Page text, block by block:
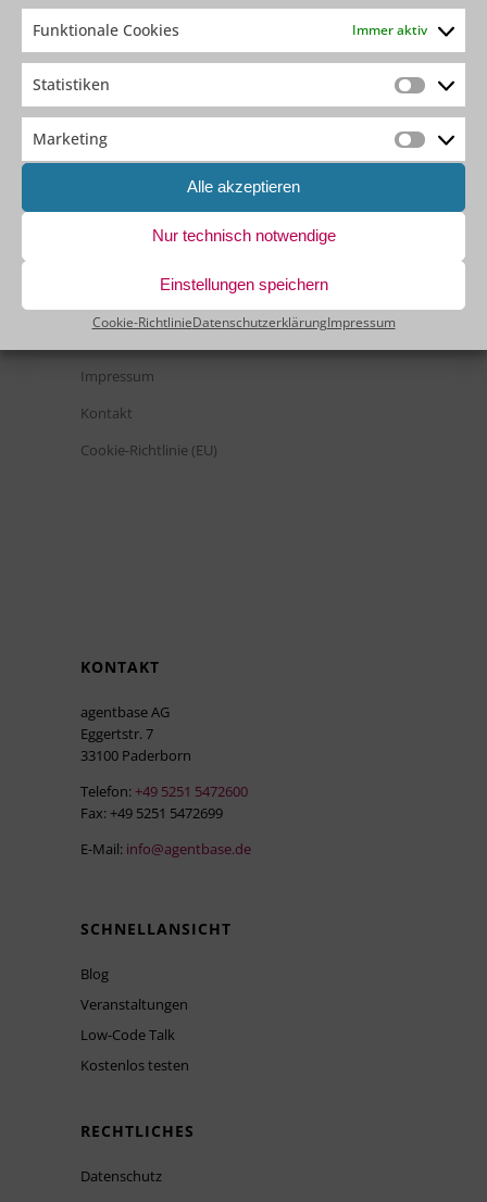
Funktionale Cookies Immer aktiv
Statistiken
Marketing
Alle akzeptieren
Nur technisch notwendige
Einstellungen speichern
Cookie-RichtlinieDatenschutzerklärungImpressum
KEINEN PASSENDEN TERMIN
GEFUNDEN?
Wir bieten unsere OutSystems Trainings & Boot
Camps auch als individuelle Kurse bei Ihnen im
Hause an.
RECHTLICHES
Impressum
Kontakt
Cookie-Richtlinie (EU)
KONTAKT
agentbase AG
Eggertstr. 7
33100 Paderborn
Telefon: +49 5251 5472600
Fax: +49 5251 5472699
E-Mail: info@agentbase.de
SCHNELLANSICHT
Blog
Veranstaltungen
Low-Code Talk
Kostenlos testen
RECHTLICHES
Datenschutz